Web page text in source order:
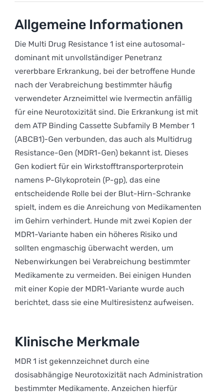
Allgemeine Informationen
Die Multi Drug Resistance 1 ist eine autosomal-
dominant mit unvollständiger Penetranz
vererbbare Erkrankung, bei der betroffene Hunde
nach der Verabreichung bestimmter häufig
verwendeter Arzneimittel wie Ivermectin anfällig
für eine Neurotoxizität sind. Die Erkrankung ist mit
dem ATP Binding Cassette Subfamily B Member 1
(ABCB1)-Gen verbunden, das auch als Multidrug
Resistance-Gen (MDR1-Gen) bekannt ist. Dieses
Gen kodiert für ein Wirkstofftransporterprotein
namens P-Glykoprotein (P-gp), das eine
entscheidende Rolle bei der Blut-Hirn-Schranke
spielt, indem es die Anreichung von Medikamenten
im Gehirn verhindert. Hunde mit zwei Kopien der
MDR1-Variante haben ein höheres Risiko und
sollten engmaschig überwacht werden, um
Nebenwirkungen bei Verabreichung bestimmter
Medikamente zu vermeiden. Bei einigen Hunden
mit einer Kopie der MDR1-Variante wurde auch
berichtet, dass sie eine Multiresistenz aufweisen.
Klinische Merkmale
MDR 1 ist gekennzeichnet durch eine
dosisabhängige Neurotoxizität nach Administration
bestimmter Medikamente. Anzeichen hierfür